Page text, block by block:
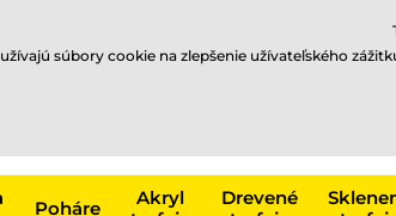
Poháre
Akryl
Drevené
súbory cookie na zlepšenie užívateľského